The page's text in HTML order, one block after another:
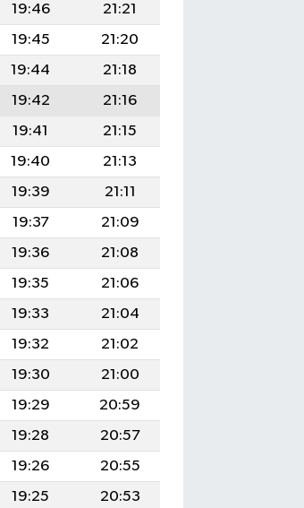
19:46
21:21
19:45
21:20
19:44
21:18
19:42
21:16
19:41
21:15
19:40
21:13
19:39
21:11
19:37
21:09
19:36
21:08
19:35
21:06
19:33
21:04
19:32
21:02
19:30
21:00
19:29
20:59
19:28
20:57
19:26
20:55
19:25
20:53